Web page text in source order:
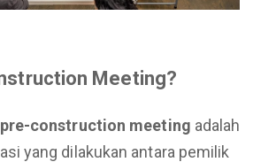
Meeting?
pre-construction meeting adalah
yang dilakukan antara pemilik